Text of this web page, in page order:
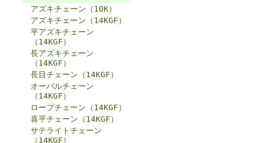
アズキチェーン（10K）
アズキチェーン（14KGF）
平アズキチェーン
（14KGF）
長アズキチェーン
（14KGF）
長目チェーン（14KGF）
オーバルチェーン
（14KGF）
ロープチェーン（14KGF）
喜平チェーン（14KGF）
サテライトチェーン
（14KGF）